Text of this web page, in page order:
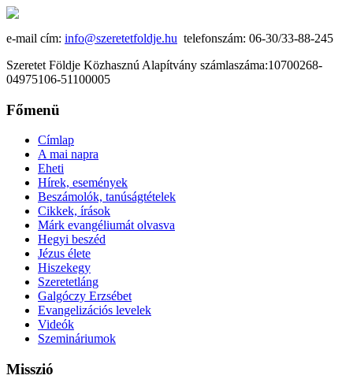
e-mail cím: info@szeretetfoldje.hu telefonszám: 06-30/33-88-245
Szeretet Földje Közhasznú Alapítvány számlaszáma:10700268-
04975106-51100005
Főmenü
Címlap
A mai napra
Eheti
Hírek, események
Beszámolók, tanúságtételek
Cikkek, írások
Márk evangéliumát olvasva
Hegyi beszéd
Jézus élete
Hiszekegy
Szeretetláng
Galgóczy Erzsébet
Evangelizációs levelek
Videók
Szemináriumok
Misszió